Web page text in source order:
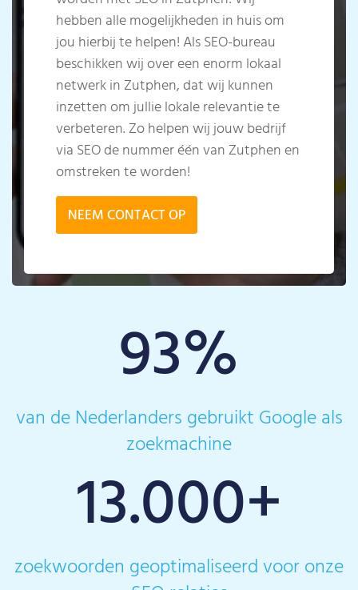
hebben alle mogelijkheden in huis om
jou hierbij te helpen! Als SEO-bureau
beschikken wij over een enorm lokaal
netwerk in Zutphen, dat wij kunnen
inzetten om jullie lokale relevantie te
verbeteren. Zo helpen wij jouw bedrijf
via SEO de nummer één van Zutphen en
omstreken te worden!
NEEM CONTACT OP
93%
van de Nederlanders gebruikt Google als
zoekmachine
13.000+
zoekwoorden geoptimaliseerd voor onze